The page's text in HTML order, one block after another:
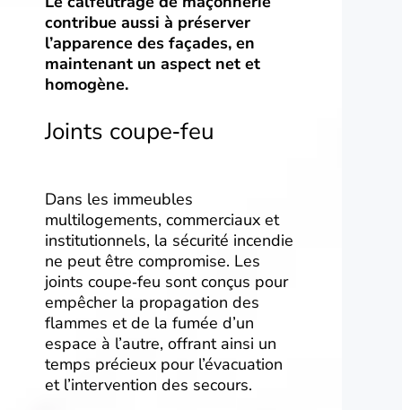
contribue aussi à préserver
l’apparence des façades, en
maintenant un aspect net et
homogène.
Joints coupe‑feu
Dans les immeubles
multilogements, commerciaux et
institutionnels, la sécurité incendie
ne peut être compromise. Les
joints coupe‑feu sont conçus pour
empêcher la propagation des
flammes et de la fumée d’un
espace à l’autre, offrant ainsi un
temps précieux pour l’évacuation
et l’intervention des secours.